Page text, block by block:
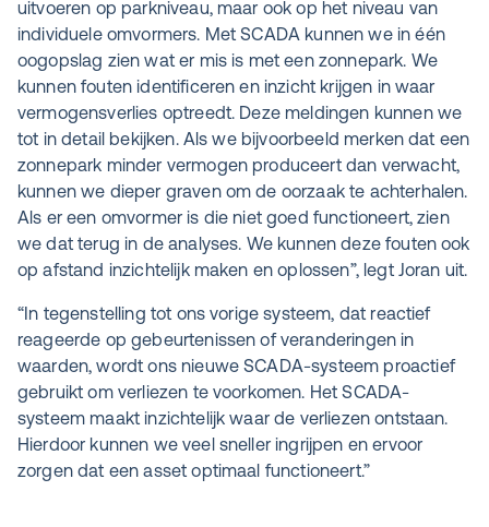
uitvoeren op parkniveau, maar ook op het niveau van
individuele omvormers. Met SCADA kunnen we in één
oogopslag zien wat er mis is met een zonnepark. We
kunnen fouten identificeren en inzicht krijgen in waar
vermogensverlies optreedt. Deze meldingen kunnen we
tot in detail bekijken. Als we bijvoorbeeld merken dat een
zonnepark minder vermogen produceert dan verwacht,
kunnen we dieper graven om de oorzaak te achterhalen.
Als er een omvormer is die niet goed functioneert, zien
we dat terug in de analyses. We kunnen deze fouten ook
op afstand inzichtelijk maken en oplossen”, legt Joran uit.
“In tegenstelling tot ons vorige systeem, dat reactief
reageerde op gebeurtenissen of veranderingen in
waarden, wordt ons nieuwe SCADA-systeem proactief
gebruikt om verliezen te voorkomen. Het SCADA-
systeem maakt inzichtelijk waar de verliezen ontstaan.
Hierdoor kunnen we veel sneller ingrijpen en ervoor
zorgen dat een asset optimaal functioneert.”